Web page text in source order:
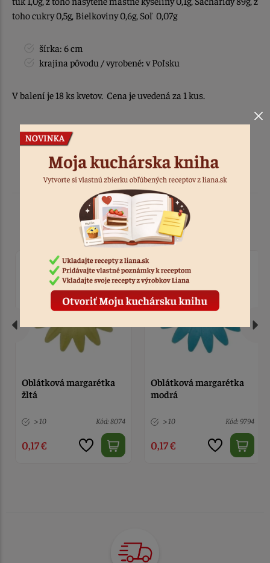
toho cukry 0,5g, Bielkoviny 0,6g, Soľ 0,07g
šírka: 6 cm
krajina pôvodu / vyrobené: v Poľsku
V balení je 18 ks kvetov. Cena je uvedená za 1 kus.
Podobné produkty
Oblátková margarétka
modrá
> 10 Kód: 9794
0,17 €
Oblátková margarétka
ružová
> 10 Kód: 12348
0,17 €